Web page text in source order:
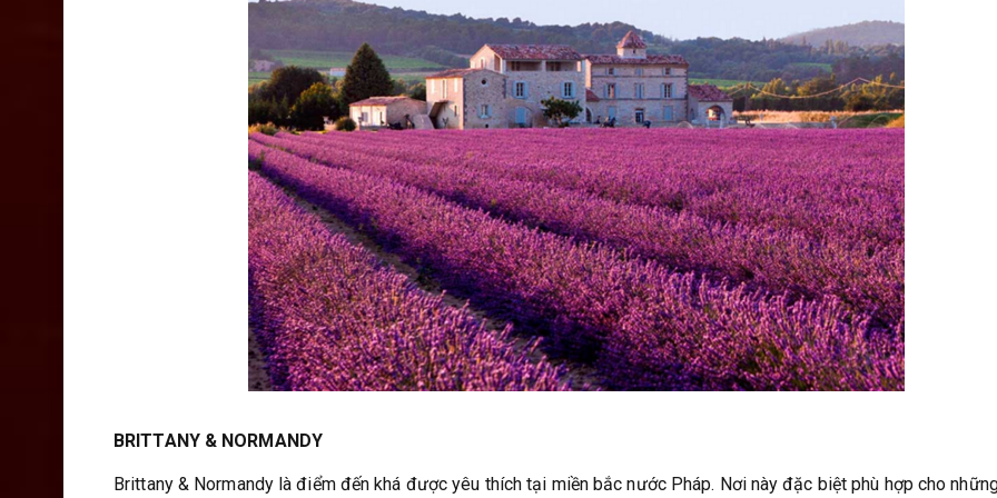
BRITTANY & NORMANDY
Brittany & Normandy là điểm đến khá được yêu thích tại miền bắc nước Pháp. Nơi này đặc biệt phù hợp cho